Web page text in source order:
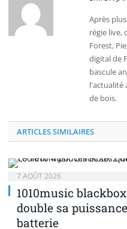
Après
régie live,
Forest,
digital de
bascule
l'actualité
de bois.
ARTICLES SIMILAIRES
7 AOÛT 2026
1010music
double sa
batterie